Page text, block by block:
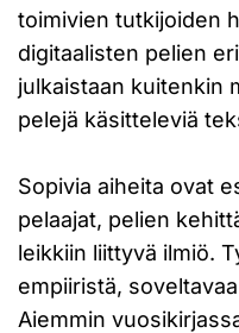
toimivien tutkijoiden
digitaalisten pelien
julkaistaan kuitenkin
pelejä käsitteleviä
Sopivia aiheita ovat
pelaajat, pelien
leikkiin liittyvä ilmiö.
empiiristä,
Aiemmin